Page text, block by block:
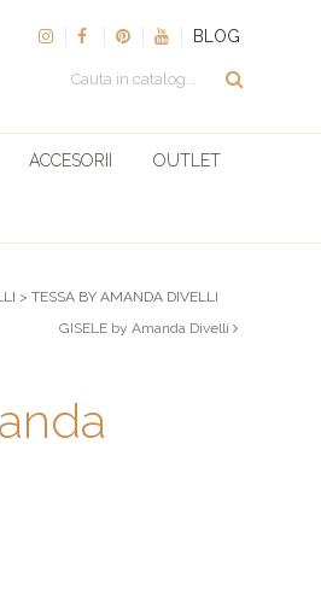
BLOG
ACCESORII OUTLET
>TESSA BY AMANDA DIVELLI
GISELE by Amanda Divelli